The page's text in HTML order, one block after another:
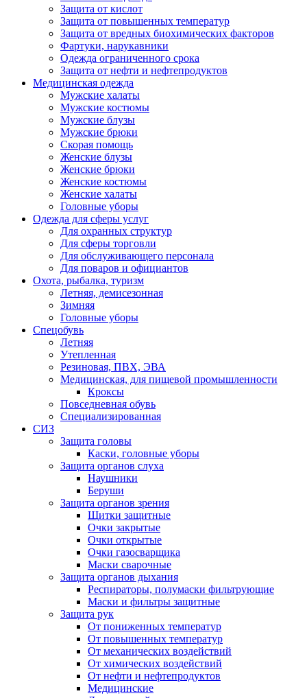
Защита от кислот
Защита от повышенных температур
Защита от вредных биохимических факторов
Фартуки, нарукавники
Одежда ограниченного срока
Защита от нефти и нефтепродуктов
Медицинская одежда
Мужские халаты
Мужские костюмы
Мужские блузы
Мужские брюки
Скорая помощь
Женские блузы
Женские брюки
Женские костюмы
Женские халаты
Головные уборы
Одежда для сферы услуг
Для охранных структур
Для сферы торговли
Для обслуживающего персонала
Для поваров и официантов
Охота, рыбалка, туризм
Летняя, демисезонная
Зимняя
Головные уборы
Спецобувь
Летняя
Утепленная
Резиновая, ПВХ, ЭВА
Медицинская, для пищевой промышленности
Кроксы
Повседневная обувь
Специализированная
СИЗ
Защита головы
Каски, головные уборы
Защита органов слуха
Наушники
Беруши
Защита органов зрения
Щитки защитные
Очки закрытые
Очки открытые
Очки газосварщика
Маски сварочные
Защита органов дыхания
Респираторы, полумаски фильтрующие
Маски и фильтры защитные
Защита рук
От пониженных температур
От повышенных температур
От механических воздействий
От химических воздействий
От нефти и нефтепродуктов
Медицинские